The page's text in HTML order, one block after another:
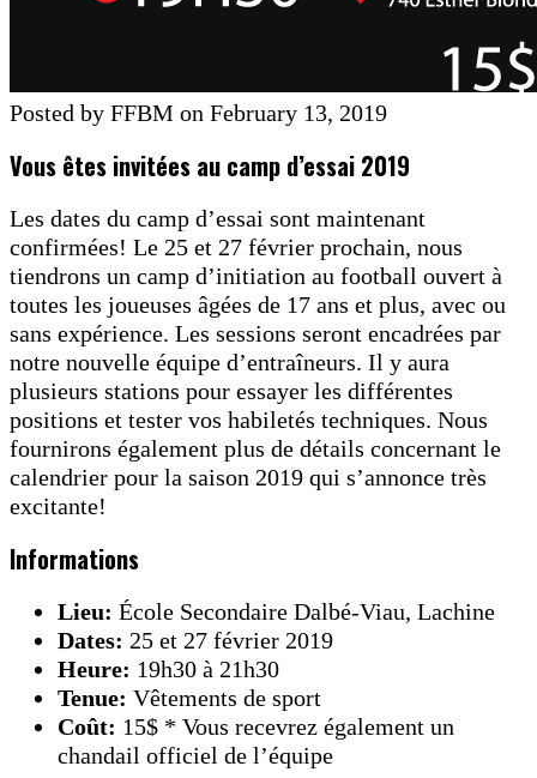
Posted by FFBM on February 13, 2019
Vous êtes invitées au camp d’essai 2019
Les dates du camp d’essai sont maintenant
confirmées! Le 25 et 27 février prochain, nous
tiendrons un camp d’initiation au football ouvert à
toutes les joueuses âgées de 17 ans et plus, avec ou
sans expérience. Les sessions seront encadrées par
notre nouvelle équipe d’entraîneurs. Il y aura
plusieurs stations pour essayer les différentes
positions et tester vos habiletés techniques. Nous
fournirons également plus de détails concernant le
calendrier pour la saison 2019 qui s’annonce très
excitante!
Informations
Lieu: École Secondaire Dalbé-Viau, Lachine
Dates: 25 et 27 février 2019
Heure: 19h30 à 21h30
Tenue: Vêtements de sport
Coût: 15$ * Vous recevrez également un
chandail officiel de l’équipe